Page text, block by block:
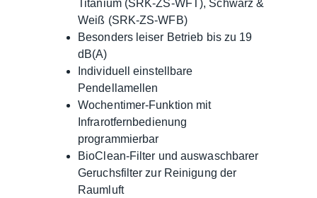
Titanium (SRK-ZS-WFT), Schwarz &
Weiß (SRK-ZS-WFB)
Besonders leiser Betrieb bis zu 19
dB(A)
Individuell einstellbare
Pendellamellen
Wochentimer-Funktion mit
Infrarotfernbedienung
programmierbar
BioClean-Filter und auswaschbarer
Geruchsfilter zur Reinigung der
Raumluft